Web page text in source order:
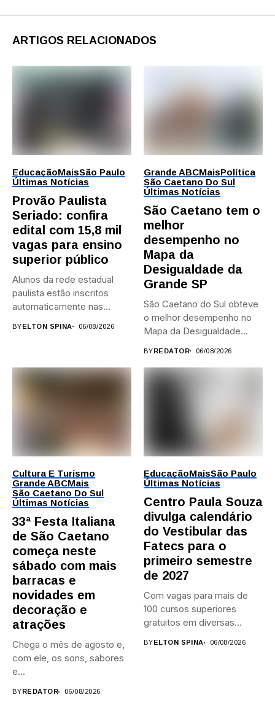
ARTIGOS RELACIONADOS
EducaçãoMaisSão Paulo
Últimas Notícias
Provão Paulista
Seriado: confira
edital com 15,8 mil
vagas para ensino
superior público
Alunos da rede estadual
paulista estão inscritos
automaticamente nas
BYELTON SPINA 06/08/2026
Grande ABCMaisPolítica
São Caetano Do Sul
Últimas Notícias
São Caetano tem o
melhor
desempenho no
Mapa da
Desigualdade da
Grande SP
São Caetano do Sul obteve
o melhor desempenho no
Mapa da Desigualdade...
BYREDATOR 06/08/2026
Cultura E Turismo
Grande ABCMais
São Caetano Do Sul
Últimas Notícias
33ª Festa Italiana
de São Caetano
começa neste
sábado com mais
barracas e
novidades em
decoração e
atrações
Chega o mês de agosto e,
com ele, os sons, sabores
e...
BY REDATOR 06/08/2026
EducaçãoMaisSão Paulo
Últimas Notícias
Centro Paula Souza
divulga calendário
do Vestibular das
Fatecs para o
primeiro semestre
de 2027
Com vagas para mais de
100 cursos superiores
gratuitos em diversas
BY ELTON SPINA 06/08/2026